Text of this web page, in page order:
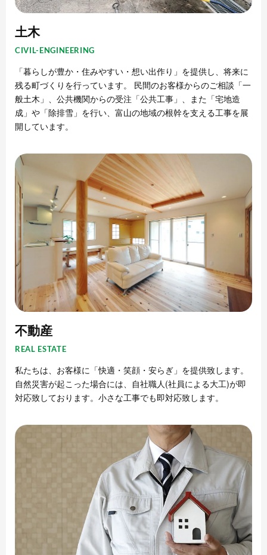
土木
CIVIL-ENGINEERING
「暮らしが豊か・住みやすい・想い出作り」を提供し、将来に
残る町づくりを行っています。 民間のお客様からのご相談「一
般土木」、公共機関からの受注「公共工事」、また「宅地造
成」や「除排雪」を行い、富山の地域の根幹を支える工事を展
開しています。
不動産
REAL ESTATE
私たちは、お客様に「快適・笑顔・安らぎ」を提供致します。
自然災害が起こった場合には、自社職人(社員による大工)が即
対応致しております。小さな工事でも即対応致します。